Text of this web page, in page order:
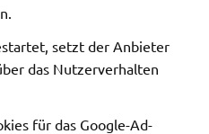
setzt der Anbieter
das Nutzerverhalten
für das Google-Ad-